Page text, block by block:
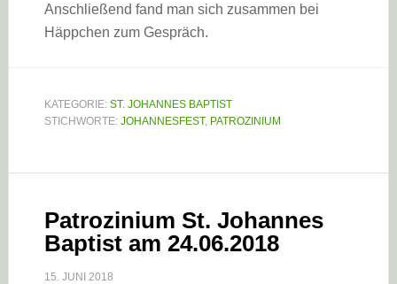
Anschließend fand man sich zusammen bei
Häppchen zum Gespräch.
KATEGORIE: ST. JOHANNES BAPTIST
STICHWORTE: JOHANNESFEST, PATROZINIUM
Patrozinium St. Johannes
Baptist am 24.06.2018
15. JUNI 2018